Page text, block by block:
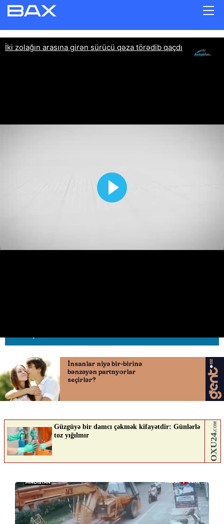
İki zolağın arasına girən sürücü